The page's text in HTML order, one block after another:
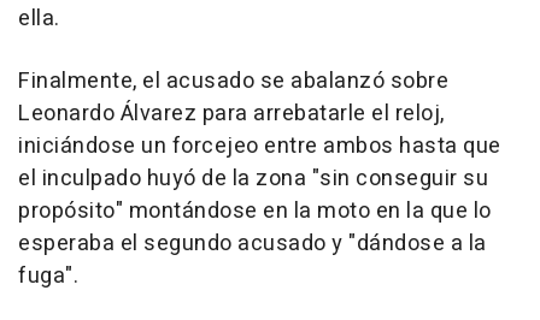
ella.
Finalmente, el acusado se abalanzó sobre
Leonardo Álvarez para arrebatarle el reloj,
iniciándose un forcejeo entre ambos hasta que
el inculpado huyó de la zona "sin conseguir su
propósito" montándose en la moto en la que lo
esperaba el segundo acusado y "dándose a la
fuga".